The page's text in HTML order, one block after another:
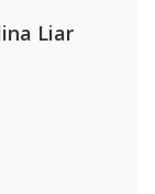
Liar